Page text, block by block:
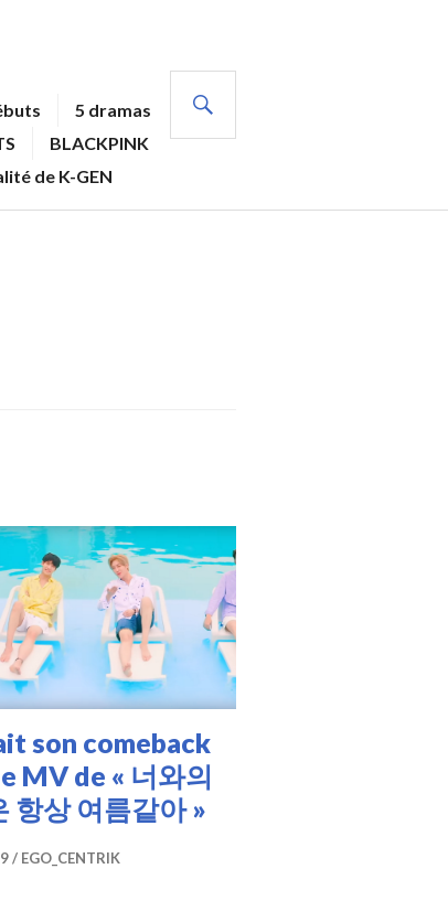
5 dramas
BLACKPINK
de K-GEN
son comeback
MV de « 너와의
항상 여름같아 »
EGO_CENTRIK